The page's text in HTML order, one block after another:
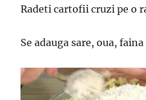
Radeti cartofii cruzi pe o
Se adauga sare, oua,